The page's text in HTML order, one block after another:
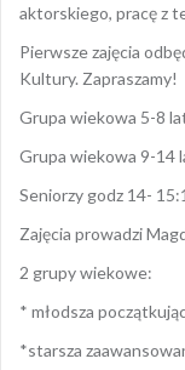
aktorskiego, pracę z
Pierwsze zajęcia
Kultury. Zapraszamy!
Grupa wiekowa 5-8
Grupa wiekowa 9-14
Seniorzy godz 14-
Zajęcia prowadzi
2 grupy wiekowe:
* młodsza
*starsza